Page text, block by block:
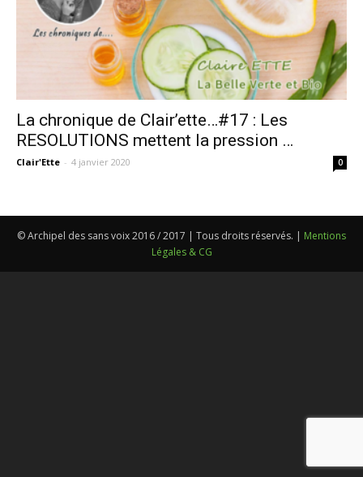
voix
La chronique de Clair’ette…#17 : Les
RESOLUTIONS mettent la pression …
Clair'Ette - 4 janvier 2020 0
© Archipel des sans voix 2016 / 2017 | Tous droits réservés. | Mentions
Légales & CG